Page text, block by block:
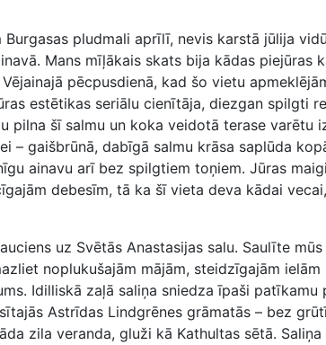
Burgasas pludmali aprīlī, nevis karstā jūlija
Mans mīļākais skats bija kādas piejūras
pēcpusdienā, kad šo vietu
estētikas seriālu cienītāja, diezgan spilgti
pilna šī salmu un koka veidotā terase varētu
– gaišbrūnā, dabīgā salmu krāsa saplūda
ainavu arī bez spilgtiem toņiem. Jūras
debesīm, tā ka šī vieta deva kādai
uz Svētās Anastasijas salu. Saulīte
noplukušajām mājām, steidzīgajām
Idilliskā zaļā saliņa sniedza īpaši patīkamu
Astrīdas Lindgrēnes grāmatās – bez
zila veranda, gluži kā Kathultas sētā.